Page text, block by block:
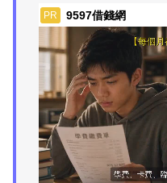
PR 9597借錢網